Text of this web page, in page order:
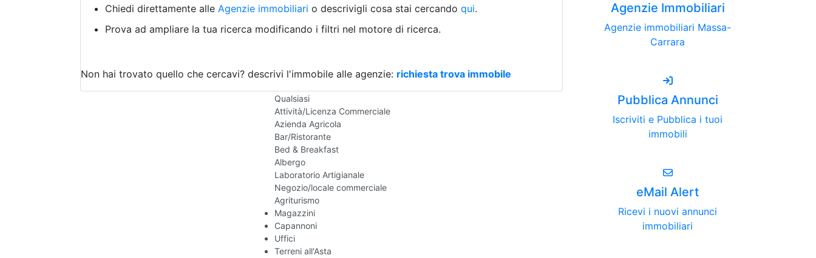
Rustico/Casale
Camera d'Albergo
Box/Garage
Qualsiasi
Attività/Licenza Commerciale
Azienda Agricola
Bar/Ristorante
Bed & Breakfast
Albergo
Laboratorio Artigianale
Negozio/locale commerciale
Agriturismo
Magazzini
Capannoni
Uffici
Terreni all'Asta
Chiedi direttamente alle Agenzie immobiliari o descrivigli cosa stai cercando qui.
Prova ad ampliare la tua ricerca modificando i filtri nel motore di ricerca.
Non hai trovato quello che cercavi? descrivi l'immobile alle agenzie: richiesta trova immobile
Agenzie Immobiliari
Agenzie immobiliari Massa-
Carrara
Pubblica Annunci
Iscriviti e Pubblica i tuoi
immobili
eMail Alert
Ricevi i nuovi annunci
immobiliari